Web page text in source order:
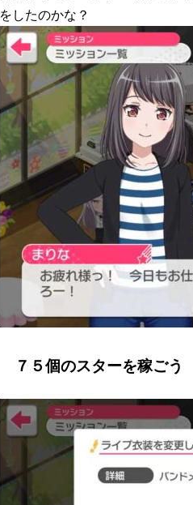
をしたのかな？
７５個のスターを稼ごう